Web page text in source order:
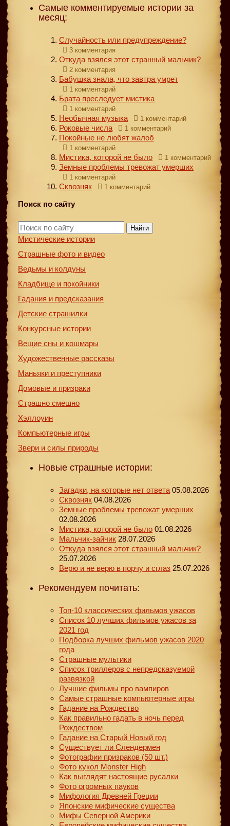
Самые комментируемые истории за
месяц:
Случайность или предупреждение?
3 комментария
Откуда взялся этот странный мальчик?
2 комментария
Бабушка знала, что завтра умрет
1 комментарий
Брата преследует мистика
1 комментарий
Необычная музыка 1 комментарий
Роковые числа 1 комментарий
Покойные не любят жалоб
1 комментарий
Мистика, которой не было 1 комментарий
Земные проблемы тревожат умерших
1 комментарий
Сквозняк 1 комментарий
Поиск по сайту
Найти
Мистические истории
Страшные фото и видео
Ведьмы и колдуны
Кладбище и покойники
Гадания и предсказания
Детские страшилки
Конкурсные истории
Вещие сны и кошмары
Художественные рассказы
Маньяки и преступники
Домовые и призраки
Страшно смешно
Хэллоуин
Компьютерные игры
Звери и силы природы
Новые страшные истории:
Загадки, на которые нет ответа 05.08.2026
Сквозняк 04.08.2026
Земные проблемы тревожат умерших
02.08.2026
Мистика, которой не было 01.08.2026
Мальчик-зайчик 28.07.2026
Откуда взялся этот странный мальчик?
25.07.2026
Верю и не верю в порчу и сглаз 25.07.2026
Рекомендуем почитать:
Топ-10 классических фильмов ужасов
Список 10 лучших фильмов ужасов за
2021 год
Подборка лучших фильмов ужасов 2020
года
Страшные мультики
Список триллеров с непредсказуемой
развязкой
Лучшие фильмы про вампиров
Самые страшные компьютерные игры
Гадание на Рождество
Как правильно гадать в ночь перед
Рождеством
Гадание на Старый Новый год
Существует ли Слендермен
Фотографии призраков (50 шт.)
Фото кукол Monster High
Как выглядят настоящие русалки
Фото огромных пауков
Мифология Древней Греции
Японские мифические существа
Мифы Северной Америки